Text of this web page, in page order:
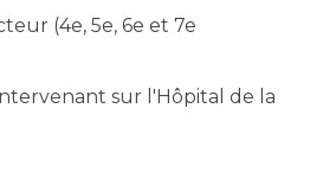
(4e, 5e, 6e et 7e
sur l'Hôpital de la